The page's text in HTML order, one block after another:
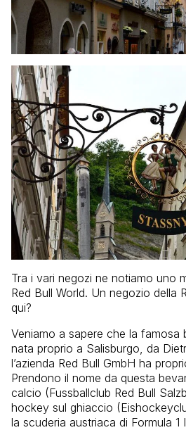
Tra i vari negozi ne notiamo uno
Red Bull World. Un negozio della
qui?
Veniamo a sapere che la famosa
nata proprio a Salisburgo, da
l’azienda Red Bull GmbH ha
Prendono il nome da questa
calcio (Fussballclub Red Bull
hockey sul ghiaccio
la scuderia austriaca di Formula 1